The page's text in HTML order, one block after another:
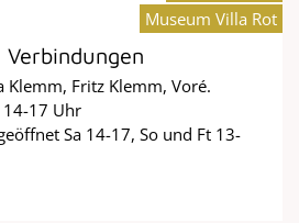
Klemm, Fritz Klemm, Voré.
14-17 Uhr
Sa 14-17, So und Ft 13-
Museum Villa Rot